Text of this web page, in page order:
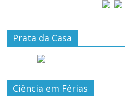
Prata da Casa
Ciência em Férias